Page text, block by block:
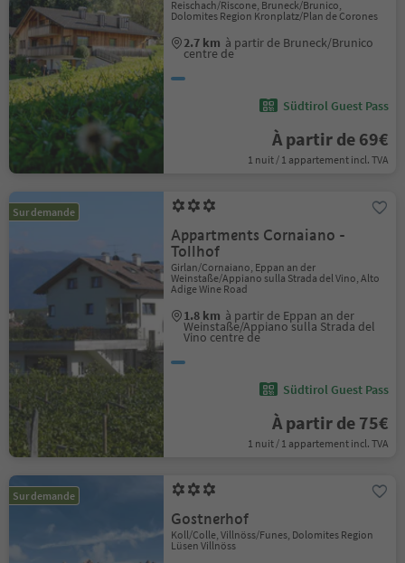
Reischach/Riscone, Bruneck/Brunico,
Dolomites Region Kronplatz/Plan de Corones
2.7 km à partir de Bruneck/Brunico
centre de
Südtirol Guest Pass
À partir de 69€
1 nuit / 1 appartement incl. TVA
Sur demande
Appartments Cornaiano -
Tollhof
Girlan/Cornaiano, Eppan an der
Weinstaße/Appiano sulla Strada del Vino, Alto
Adige Wine Road
1.8 km à partir de Eppan an der
Weinstaße/Appiano sulla Strada del
Vino centre de
Südtirol Guest Pass
À partir de 75€
1 nuit / 1 appartement incl. TVA
Sur demande
Gostnerhof
Koll/Colle, Villnöss/Funes, Dolomites Region
Lüsen Villnöss